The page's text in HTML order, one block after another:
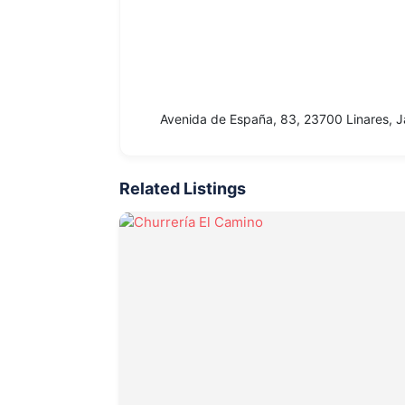
Avenida de España, 83, 23700 Linares,
Related Listings